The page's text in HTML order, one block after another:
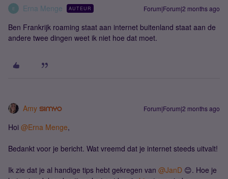
E Erna Menge AUTEUR Forum|Forum|2 months ago
Ben Frankrijk roaming staat aan internet buitenland staat aan de
andere twee dingen weet ik niet hoe dat moet.
Amy Forum|Forum|2 months ago
Hoi ​ @Erna Menge,
Bedankt voor je bericht. Wat vreemd dat je internet steeds uitvalt!
Ik zie dat je al handige tips hebt gekregen van ​ @JanD 😊. Hoe je